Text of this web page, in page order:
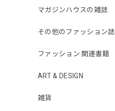
マガジンハウスの雑誌
その他のファッション誌
ファッション 関連書籍
ART & DESIGN
雑貨